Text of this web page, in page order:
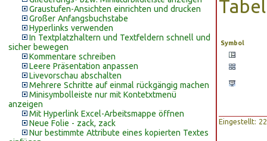
Graustufen-Ansichten einrichten und drucken
Großer Anfangsbuchstabe
Hyperlinks verwenden
In Textplatzhaltern und Textfeldern schnell und
sicher bewegen
Kommentare schreiben
Leere Präsentation anpassen
Livevorschau abschalten
Mehrere Schritte auf einmal rückgängig machen
Minisymbolleiste nur mit Kontetxtmenü
anzeigen
Mit Hyperlink Excel-Arbeitsmappe öffnen
Neue Folie - zack, zack
Nur bestimmte Attribute eines kopierten Textes
Symbol
Eingestellt: